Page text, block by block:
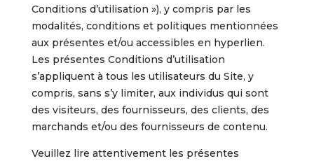
Conditions d’utilisation »), y compris par les
modalités, conditions et politiques mentionnées
aux présentes et/ou accessibles en hyperlien.
Les présentes Conditions d’utilisation
s’appliquent à tous les utilisateurs du Site, y
compris, sans s’y limiter, aux individus qui sont
des visiteurs, des fournisseurs, des clients, des
marchands et/ou des fournisseurs de contenu.
Veuillez lire attentivement les présentes